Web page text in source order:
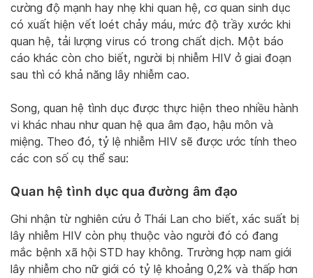
cường độ mạnh hay nhẹ khi quan hệ, cơ quan sinh dục
có xuất hiện vết loét chảy máu, mức độ trầy xước khi
quan hệ, tải lượng virus có trong chất dịch. Một báo
cáo khác còn cho biết, người bị nhiễm HIV ở giai đoạn
sau thì có khả năng lây nhiễm cao.
Song, quan hệ tình dục được thực hiện theo nhiều hành
vi khác nhau như quan hệ qua âm đạo, hậu môn và
miệng. Theo đó, tỷ lệ nhiễm HIV sẽ được ước tính theo
các con số cụ thể sau:
Quan hệ tình dục qua đường âm đạo
Ghi nhận từ nghiên cứu ở Thái Lan cho biết, xác suất bị
lây nhiễm HIV còn phụ thuộc vào người đó có đang
mắc bệnh xã hội STD hay không. Trường hợp nam giới
lây nhiễm cho nữ giới có tỷ lệ khoảng 0,2% và thấp hơn